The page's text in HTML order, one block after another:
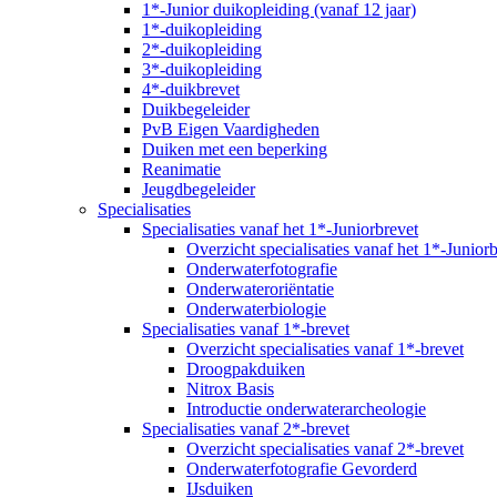
1*-Junior duikopleiding (vanaf 12 jaar)
1*-duikopleiding
2*-duikopleiding
3*-duikopleiding
4*-duikbrevet
Duikbegeleider
PvB Eigen Vaardigheden
Duiken met een beperking
Reanimatie
Jeugdbegeleider
Specialisaties
Specialisaties vanaf het 1*-Juniorbrevet
Overzicht specialisaties vanaf het 1*-
Onderwaterfotografie
Onderwateroriëntatie
Onderwaterbiologie
Specialisaties vanaf 1*-brevet
Overzicht specialisaties vanaf 1*-brevet
Droogpakduiken
Nitrox Basis
Introductie onderwaterarcheologie
Specialisaties vanaf 2*-brevet
Overzicht specialisaties vanaf 2*-brevet
Onderwaterfotografie Gevorderd
IJsduiken